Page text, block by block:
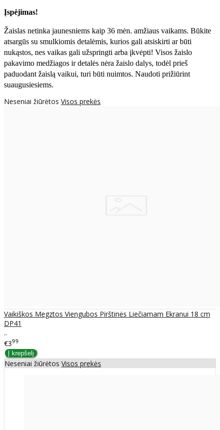
Įspėjimas!
Žaislas netinka jaunesniems kaip 36 mėn. amžiaus vaikams. Būkite
atsargūs su smulkiomis detalėmis, kurios gali atsiskirti ar būti
nukąstos, nes vaikas gali užspringti arba įkvėpti! Visos žaislо
pakavimo medžiagos ir detalės nėra žaislo dalys, todėl prieš
paduodant žaislą vaikui, turi būti nuimtos. Naudoti prižiūrint
suaugusiesiems.
Neseniai žiūrėtos Visos prekės
Vaikiškos Megztos Viengubos Pirštinės Liečiamam Ekranui 18 cm
DP41
..
€399
Neseniai žiūrėtos Visos prekės